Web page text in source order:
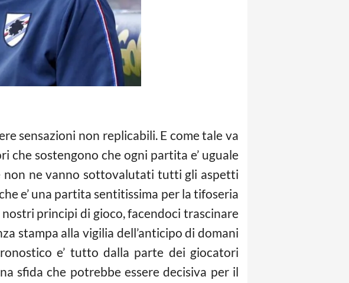
sensazioni non replicabili. E come tale va
che sostengono che ogni partita e’ uguale
non ne vanno sottovalutati tutti gli aspetti
e’ una partita sentitissima per la tifoseria
principi di gioco, facendoci trascinare
stampa alla vigilia dell’anticipo di domani
e’ tutto dalla parte dei giocatori
sfida che potrebbe essere decisiva per il